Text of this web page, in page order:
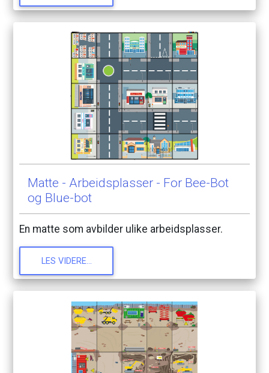
Matte - Arbeidsplasser - For Bee-Bot
og Blue-bot
En matte som avbilder ulike arbeidsplasser.
LES VIDERE...